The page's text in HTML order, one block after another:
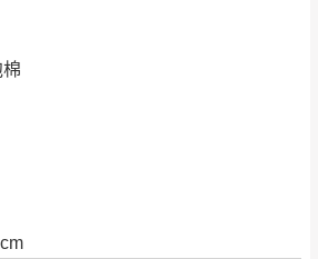
、台東、金門、馬祖、澎湖地區
問 →
及所有附隨文件或資料之完整
照上述方式處理，恕無法接受退
螢幕選購商品，可能會因個人
定色差或解析度等因素， 與實
認。(包含商品尺寸是否合適)。